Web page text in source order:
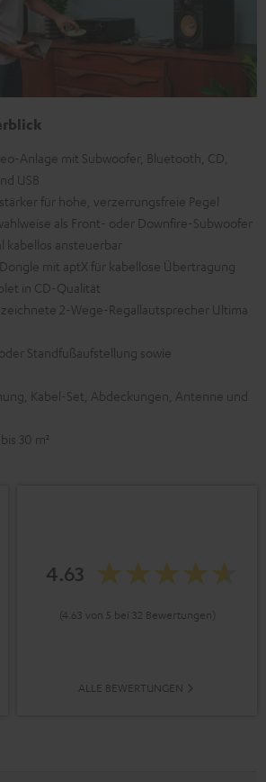
Anlage mit Subwoofer, Bluetooth, CD,
USB
für hohe, verzerrungsfreie Pegel
als Front- oder Downfire-Subwoofer
kabellos ansteuerbar
mit aptX für kabellose Übertragung
in CD-Qualität
2-Wege-Regallautsprecher Ultima
Standfußaufstellung sowie
Kabel-Set, Abdeckungen, Antenne und
30 m²
4.63
(4.63 von 5 bei 32 Bewertungen)
ALLE BEWERTUNGEN